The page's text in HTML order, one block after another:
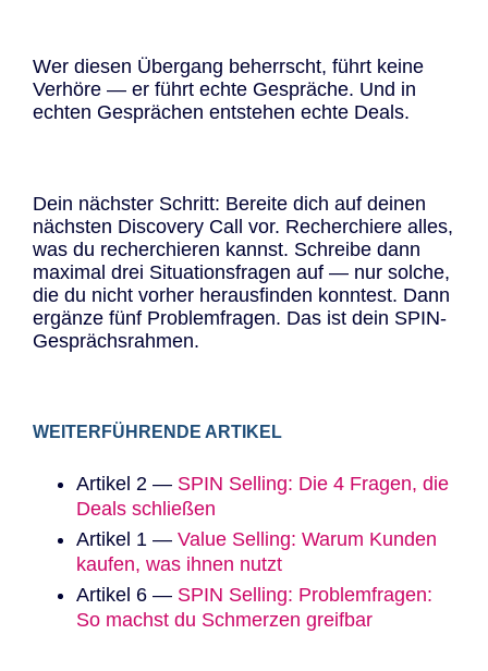
Wer diesen Übergang beherrscht, führt keine
Verhöre — er führt echte Gespräche. Und in
echten Gesprächen entstehen echte Deals.
Dein nächster Schritt: Bereite dich auf deinen
nächsten Discovery Call vor. Recherchiere alles,
was du recherchieren kannst. Schreibe dann
maximal drei Situationsfragen auf — nur solche,
die du nicht vorher herausfinden konntest. Dann
ergänze fünf Problemfragen. Das ist dein SPIN-
Gesprächsrahmen.
WEITERFÜHRENDE ARTIKEL
Artikel 2 — SPIN Selling: Die 4 Fragen, die
Deals schließen
Artikel 1 — Value Selling: Warum Kunden
kaufen, was ihnen nutzt
Artikel 6 — SPIN Selling: Problemfragen:
So machst du Schmerzen greifbar